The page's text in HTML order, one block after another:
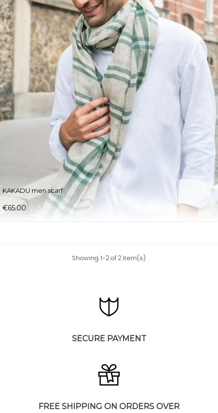
KAKADU men scarf
€65.00
Showing 1-2 of 2 item(s)
SECURE PAYMENT
FREE SHIPPING ON ORDERS OVER